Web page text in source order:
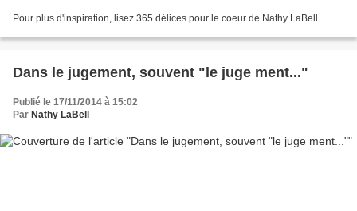
Pour plus d'inspiration, lisez 365 délices pour le coeur de Nathy LaBell
Dans le jugement, souvent "le juge ment..."
Publié le 17/11/2014 à 15:02
Par Nathy LaBell